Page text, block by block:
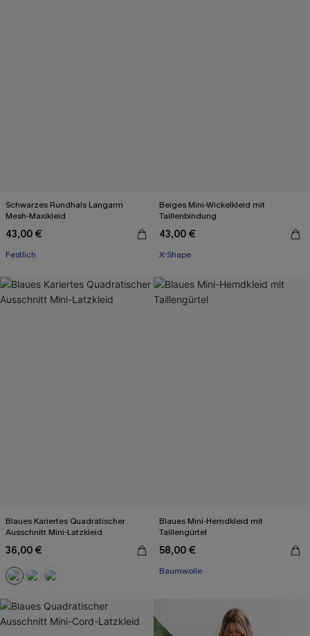
Schwarzes Rundhals Langarm
Mesh-Maxikleid
43,00 €
Festlich
Beiges Mini-Wickelkleid mit
Taillenbindung
43,00 €
X-Shape
Blaues Kariertes Quadratischer
Ausschnitt Mini-Latzkleid
36,00 €
Blaues Mini-Hemdkleid mit
Taillengürtel
58,00 €
Baumwolle